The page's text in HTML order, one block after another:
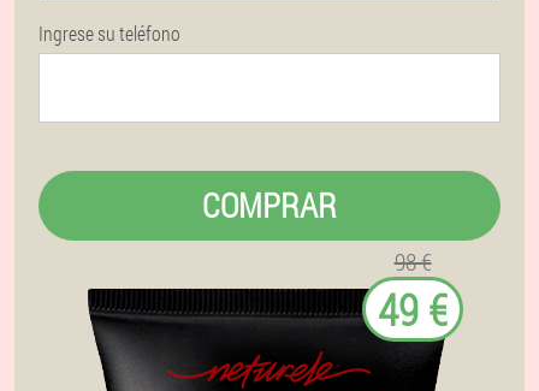
Ingrese su teléfono
COMPRAR
98 €
49 €